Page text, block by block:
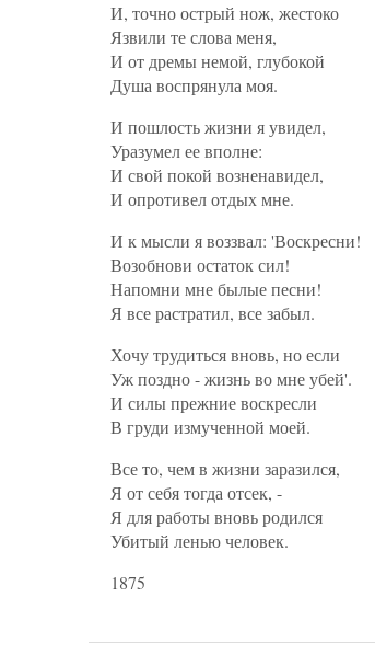
И, точно острый нож, жестоко
Язвили те слова меня,
И от дремы немой, глубокой
Душа воспрянула моя.
И пошлость жизни я увидел,
Уразумел ее вполне:
И свой покой возненавидел,
И опротивел отдых мне.
И к мысли я воззвал: 'Воскресни!
Возобнови остаток сил!
Напомни мне былые песни!
Я все растратил, все забыл.
Хочу трудиться вновь, но если
Уж поздно - жизнь во мне убей'.
И силы прежние воскресли
В груди измученной моей.
Все то, чем в жизни заразился,
Я от себя тогда отсек, -
Я для работы вновь родился
Убитый ленью человек.
1875